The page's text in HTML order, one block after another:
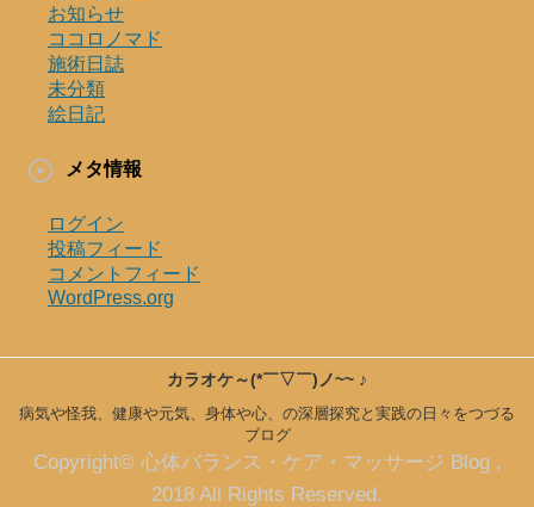
お知らせ
ココロノマド
施術日誌
未分類
絵日記
メタ情報
ログイン
投稿フィード
コメントフィード
WordPress.org
カラオケ～(*￣▽￣)ノ~~ ♪
病気や怪我、健康や元気、身体や心、の深層探究と実践の日々をつづる
ブログ
Copyright© 心体バランス・ケア・マッサージ Blog ,
2018 All Rights Reserved.